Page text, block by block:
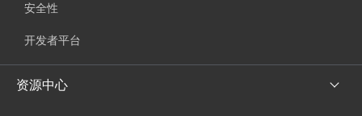
安全性
开发者平台
资源中心